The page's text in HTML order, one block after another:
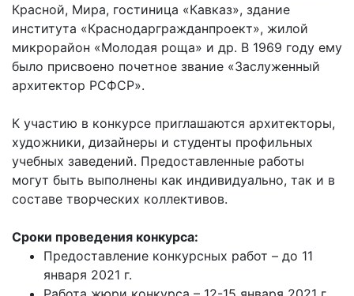
Красной, Мира, гостиница «Кавказ», здание
института «Краснодаргражданпроект», жилой
микрорайон «Молодая роща» и др. В 1969 году ему
было присвоено почетное звание «Заслуженный
архитектор РСФСР».
К участию в конкурсе приглашаются архитекторы,
художники, дизайнеры и студенты профильных
учебных заведений. Предоставленные работы
могут быть выполнены как индивидуально, так и в
составе творческих коллективов.
Сроки проведения конкурса:
Предоставление конкурсных работ – до 11
января 2021 г.